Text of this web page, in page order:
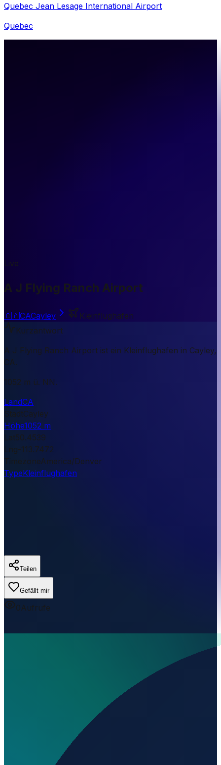
Quebec Jean Lesage International Airport
Quebec
Live
A J Flying Ranch Airport
🇨🇦CACayley
Kleinflughafen
Kurzantwort
A J Flying Ranch Airport ist ein Kleinflughafen in Cayley,
CA.
1052 m ü. NN.
LandCA
StadtCayley
Höhe1052 m
Lat50.4539
Lng-113.7472
TimezoneAmerica/Denver
TypeKleinflughafen
Teilen
Gefällt mir
0Aufrufe